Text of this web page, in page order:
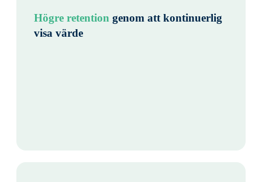
Högre retention genom att kontinuerlig
visa värde